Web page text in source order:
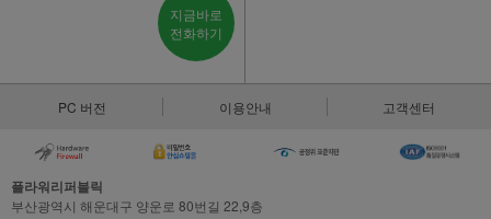
지금바로
전화하기
PC 버전 이용안내 고객센터
플라워리퍼블릭
부산광역시 해운대구 양운로 80번길 22,9층